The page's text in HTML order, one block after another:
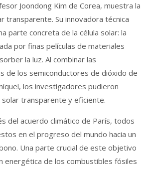
Joondong Kim de Corea, muestra la
transparente. Su innovadora técnica
parte concreta de la célula solar: la
por finas películas de materiales
la luz. Al combinar las
de los semiconductores de dióxido de
los investigadores pudieron
solar transparente y eficiente.
del acuerdo climático de París, todos
en el progreso del mundo hacia un
Una parte crucial de este objetivo
energética de los combustibles fósiles